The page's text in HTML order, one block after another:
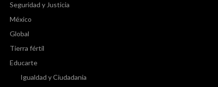
Seguridad y Justicia
México
Global
Tierra fértil
Educarte
Igualdad y Ciudadanía